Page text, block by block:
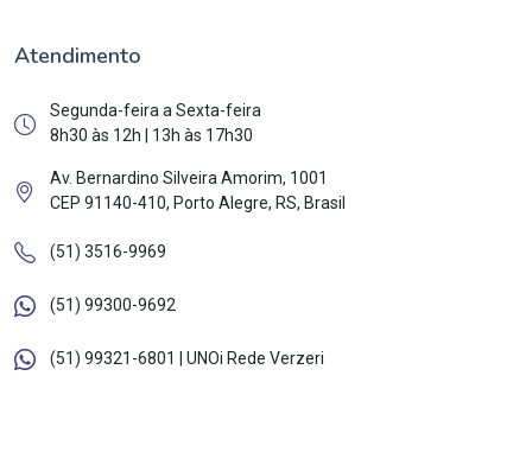
Atendimento
Segunda-feira a Sexta-feira
8h30 às 12h | 13h às 17h30
Av. Bernardino Silveira Amorim, 1001
CEP 91140-410, Porto Alegre, RS, Brasil
(51) 3516-9969
(51) 99300-9692
(51) 99321-6801 | UNOi Rede Verzeri